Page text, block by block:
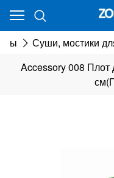
Суши, мостики
Accessory 008 Плот
Ваш город - Минск,
ДА НЕТ